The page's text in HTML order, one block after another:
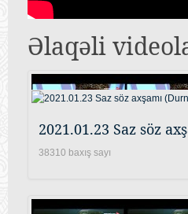
Əlaqəli
2021.01.23 Saz söz
38310 baxış sayı